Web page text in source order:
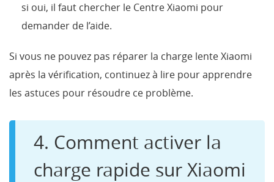
si oui, il faut chercher le Centre Xiaomi pour
demander de l’aide.
Si vous ne pouvez pas réparer la charge lente Xiaomi
après la vérification, continuez à lire pour apprendre
les astuces pour résoudre ce problème.
4. Comment activer la
charge rapide sur Xiaomi